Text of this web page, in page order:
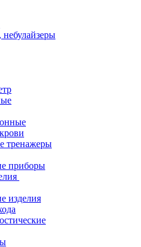
тренажеры
приборы
изделия